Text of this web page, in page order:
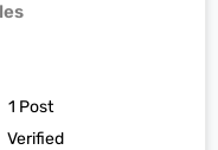
Verified
1 Post